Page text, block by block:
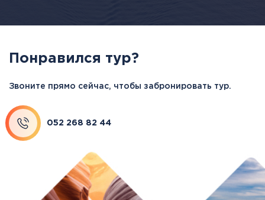
Понравился тур?
Звоните прямо сейчас, чтобы забронировать тур.
052 268 82 44